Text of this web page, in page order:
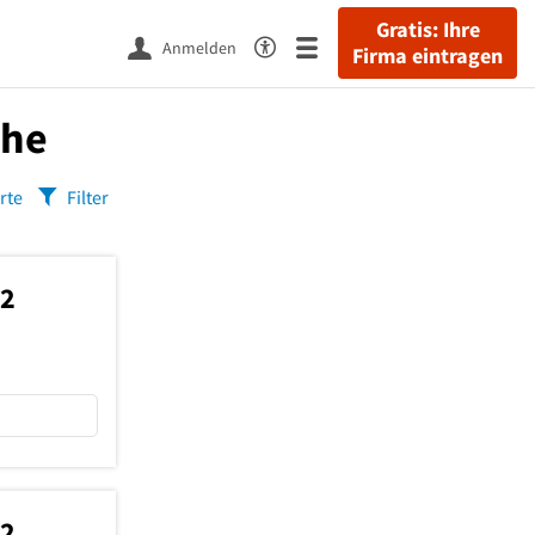
Gratis: Ihre
Firma eintragen
Anmelden
Filter